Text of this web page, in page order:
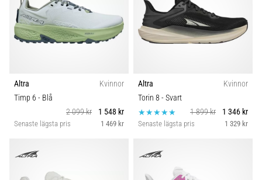
Altra
Kvinnor
Timp 6 - Blå
2 099 kr
1 548 kr
Senaste lägsta pris 1 469 kr
Altra
Kvinnor
Torin 8 - Svart
1 899 kr
1 346 kr
Senaste lägsta pris 1 329 kr